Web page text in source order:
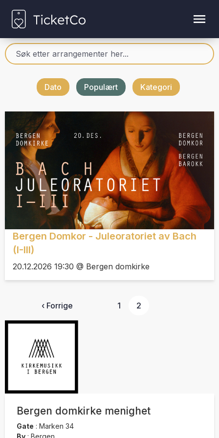
Dato Populært Kategori
Bergen Domkor - Juleoratoriet av Bach
(I-III)
20.12.2026 19:30 @ Bergen domkirke
‹ Forrige 1 2
Bergen domkirke menighet
Gate : Marken 34
By : Bergen